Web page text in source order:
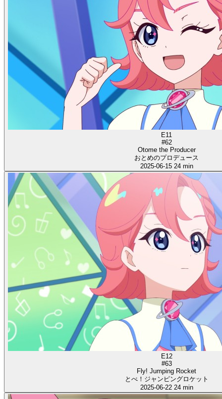
E11
#62
Otome the Producer
おとめのプロデュース
2025-06-15 24 min
E12
#63
Fly! Jumping Rocket
とべ！ジャンピングロケット
2025-06-22 24 min